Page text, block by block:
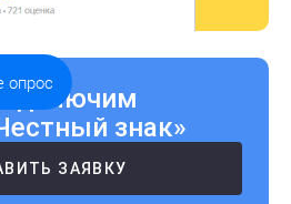
знак»
ЗАЯВКУ
опрос